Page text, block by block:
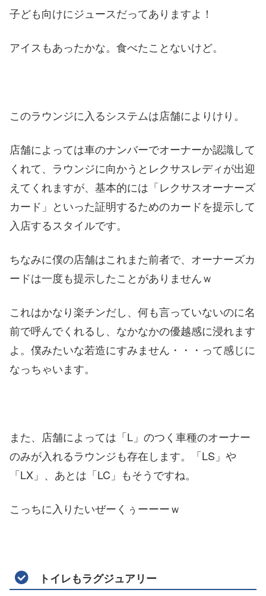
子ども向けにジュースだってありますよ！
アイスもあったかな。食べたことないけど。
このラウンジに入るシステムは店舗によりけり。
店舗によっては車のナンバーでオーナーか認識して
くれて、ラウンジに向かうとレクサスレディが出迎
えてくれますが、基本的には「レクサスオーナーズ
カード」といった証明するためのカードを提示して
入店するスタイルです。
ちなみに僕の店舗はこれまた前者で、オーナーズカ
ードは一度も提示したことがありませんｗ
これはかなり楽チンだし、何も言っていないのに名
前で呼んでくれるし、なかなかの優越感に浸れます
よ。僕みたいな若造にすみません・・・って感じに
なっちゃいます。
また、店舗によっては「L」のつく車種のオーナー
のみが入れるラウンジも存在します。「LS」や
「LX」、あとは「LC」もそうですね。
こっちに入りたいぜーくぅーーーｗ
トイレもラグジュアリー